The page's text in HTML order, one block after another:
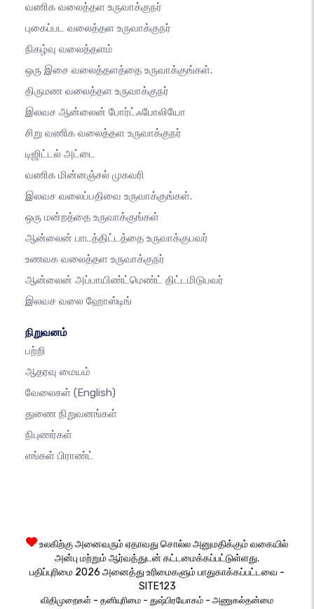
வணிக வலைத்தள உருவாக்குநர்
புகைப்பட வலைத்தள உருவாக்குநர்
நிகழ்வு வலைத்தளம்
ஒரு இசை வலைத்தளத்தை உருவாக்குங்கள்.
திருமண வலைத்தள உருவாக்குநர்
இலவச ஆன்லைன் போர்ட்ஃபோலியோ
சிறு வணிக வலைத்தள உருவாக்குநர்
டிஜிட்டல் அட்டை
வணிக மின்னஞ்சல் முகவரி
இலவச வலைப்பதிவை உருவாக்குங்கள்.
ஒரு மன்றத்தை உருவாக்குங்கள்
ஆன்லைன் பாடத்திட்டத்தை உருவாக்குபவர்
உணவக வலைத்தள உருவாக்குநர்
ஆன்லைன் அப்பாயிண்ட்மெண்ட் திட்டமிடுபவர்
இலவச வலை ஹோஸ்டிங்
நிறுவனம்
பற்றி
ஆதரவு மையம்
வேலைகள் (English)
துணை நிறுவனங்கள்
நிபுணர்கள்
எங்கள் பிராண்ட்
உலகிற்கு அனைவரும் ஏதாவது சொல்ல அனுமதிக்கும் வகையில்
அன்பு மற்றும் ஆர்வத்துடன் கட்டமைக்கப்பட்டுள்ளது.
பதிப்புரிமை 2026 அனைத்து உரிமைகளும் பாதுகாக்கப்பட்டவை -
SITE123
விதிமுறைகள் - தனியுரிமை - துஷ்பிரயோகம் - அணுகல்தன்மை